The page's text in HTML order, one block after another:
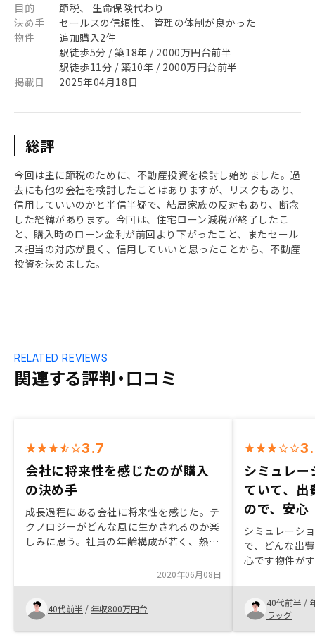
目的
節税、 生命保険代わり
決め手
セールスの信頼性、 管理の体制が良かった
物件
追加購入2件
駅徒歩5分 / 築18年 / 2000万円台前半
駅徒歩11分 / 築10年 / 2000万円台前半
掲載日
2025年04月18日
総評
今回は主に節税のために、不動産投資を検討し始めました。過
去にも他の会社を検討したことはありますが、リスクもあり、
信用していいのかと半信半疑で、結局家族の反対もあり、断念
した経緯があります。今回は、住宅ローン減税が終了したこ
と、購入時のローン金利が前回より下がったこと、またセール
ス担当の対応が良く、信用していいと思ったことから、不動産
投資を決めました。
関連する評判・口コミ
RELATED REVIEWS
3.7
会社に将来性を感じたのが購入
の決め手
成長過程にある会社に将来性を感じた。テ
クノロジーがどんな風に生かされるのか楽
しみに思う。社員の年齢構成が若く、熱気
があり、再三時間をつくらなければならな
いことがあった。オーナー同士の交流が盛
んになるような仕掛けを期待したい。特に
テクノロジーを使った取り組みを。
2020年06月08日
40代前半 / 年収800万円台
シミュレー
ていて、出
ので、安心
シミュレーシ
で、どんな出
心です物件が
ました。物件
千万の買い物
ャーとストレ
めての人間も
40代前半 /
ラッグ